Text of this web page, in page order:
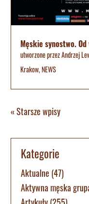
Męskie synostwo.
utworzone przezAndrzej
Krakow,NEWS
« Starsze wpisy
Kategorie
Aktualne (47)
Aktywna męska